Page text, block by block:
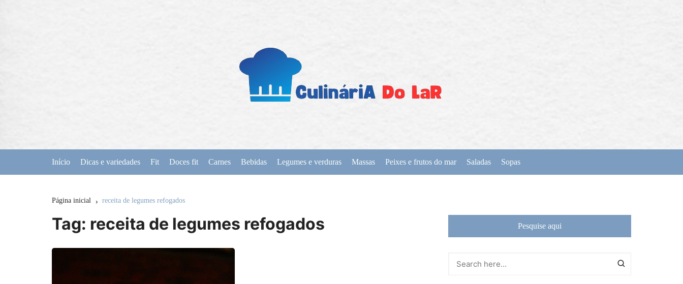
Início Dicas e variedades Fit Doces fit Carnes Bebidas Legumes e verduras Massas Peixes e frutos do mar Saladas Sopas
Página inicial receita de legumes refogados
Tag: receita de legumes refogados Pesquise aqui